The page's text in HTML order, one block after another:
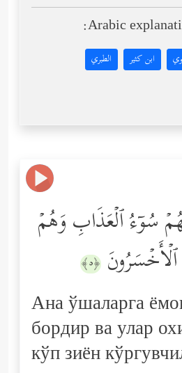
Arabic
ابن كثير الطبري
سُوۤءُ ٱلۡعَذَابِ وَهُمۡ
﴿٥﴾
Ана ўшаларга
бордир ва улар
кўп зиён